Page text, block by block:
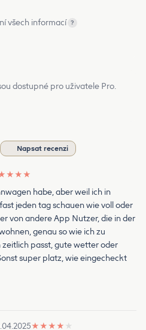
všech informací ?
dostupné pro uživatele Pro.
Napsat recenzi
★ ★ ★
habe, aber weil ich in
jeden tag schauen wie voll oder
von andere App Nutzer, die in der
genau so wie ich zu
zeitlich passt, gute wetter oder
super platz, wie eingecheckt
★ ★ ★ ★ ★